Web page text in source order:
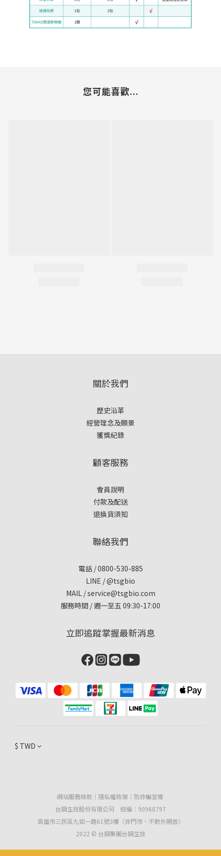
您可能喜歡...
關於我們
歷史沿革
經營理念及願景
獲獎紀錄
顧客服務
會員說明
付款及配送
退換貨須知
聯絡我們
電話 / 0800-530-885
LINE / @tsgbio
MAIL /service@tsgbio.com
服務時間 / 週一至五 09:30-17:00
立即追蹤掌握最新消息
$ TWD
網站服務條款｜ 隱私權政策｜ 防詐騙宣導
台鋼生技股份有限公司 統編：90968797
高雄市三民區九如一路61號3樓（非門市，不對外開放）
2022 © 台鋼集團台鋼生技